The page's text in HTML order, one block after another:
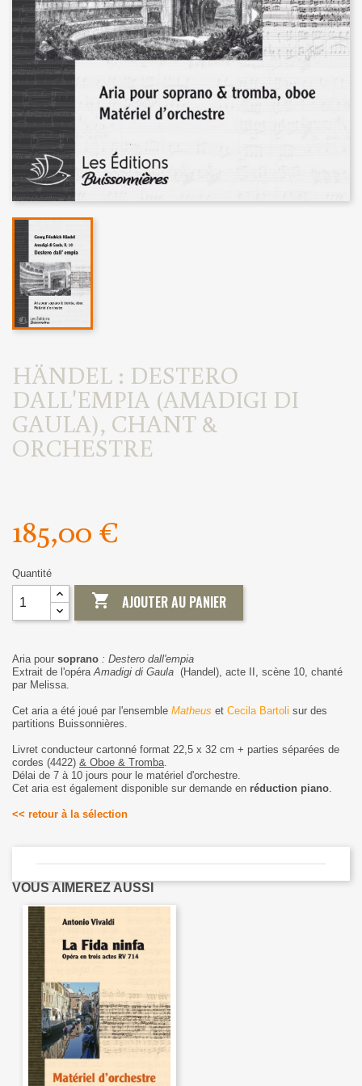
HÄNDEL : DESTERO
DALL'EMPIA (AMADIGI DI
GAULA), CHANT &
ORCHESTRE
185,00 €
Quantité
 AJOUTER AU PANIER
Aria pour soprano : Destero dall'empia
Extrait de l'opéraAmadigi di Gaula (Handel), acte II, scène 10, chanté
par Melissa.
Cet aria a été joué par l'ensemble Matheus et Cecila Bartoli sur des
partitions Buissonnières.
Livret conducteur cartonné format 22,5 x 32 cm + parties séparées de
cordes (4422) & Oboe & Tromba.
Délai de 7 à 10 jours pour le matériel d'orchestre.
Cet aria est également disponible sur demande en réduction piano.
<< retour à la sélection
VOUS AIMEREZ AUSSI